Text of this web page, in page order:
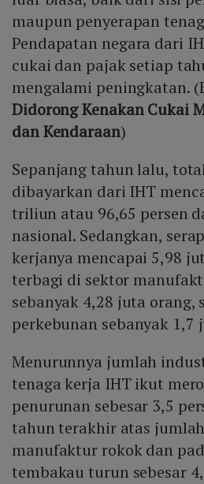
maupun penyerapan
Pendapatan negara dari
cukai dan pajak setiap
mengalami peningkatan.
Didorong Kenakan Cukai
dan Kendaraan)
Sepanjang tahun lalu,
dibayarkan dari IHT
triliun atau 96,65 persen
nasional. Sedangkan,
kerjanya mencapai 5,98
terbagi di sektor
sebanyak 4,28 juta orang,
perkebunan sebanyak 1,7
Menurunnya jumlah
tenaga kerja IHT ikut
penurunan sebesar 3,5
tahun terakhir atas
manufaktur rokok dan
tembakau turun sebesar